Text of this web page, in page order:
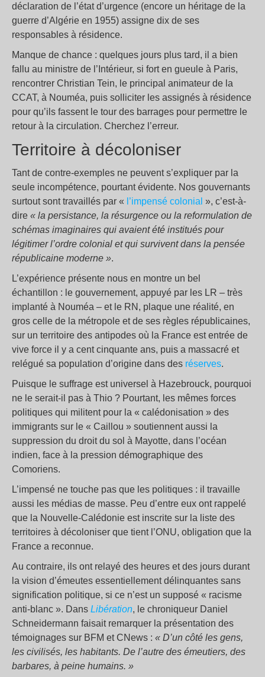
déclaration de l’état d’urgence (encore un héritage de la
guerre d’Algérie en 1955) assigne dix de ses
responsables à résidence.
Manque de chance : quelques jours plus tard, il a bien
fallu au ministre de l’Intérieur, si fort en gueule à Paris,
rencontrer Christian Tein, le principal animateur de la
CCAT, à Nouméa, puis solliciter les assignés à résidence
pour qu’ils fassent le tour des barrages pour permettre le
retour à la circulation. Cherchez l’erreur.
Territoire à décoloniser
Tant de contre-exemples ne peuvent s’expliquer par la
seule incompétence, pourtant évidente. Nos gouvernants
surtout sont travaillés par « l’impensé colonial », c’est-à-
dire « la persistance, la résurgence ou la reformulation de
schémas imaginaires qui avaient été institués pour
légitimer l’ordre colonial et qui survivent dans la pensée
républicaine moderne ».
L’expérience présente nous en montre un bel
échantillon : le gouvernement, appuyé par les LR – très
implanté à Nouméa – et le RN, plaque une réalité, en
gros celle de la métropole et de ses règles républicaines,
sur un territoire des antipodes où la France est entrée de
vive force il y a cent cinquante ans, puis a massacré et
relégué sa population d’origine dans des réserves.
Puisque le suffrage est universel à Hazebrouck, pourquoi
ne le serait-il pas à Thio ? Pourtant, les mêmes forces
politiques qui militent pour la « calédonisation » des
immigrants sur le « Caillou » soutiennent aussi la
suppression du droit du sol à Mayotte, dans l’océan
indien, face à la pression démographique des
Comoriens.
L’impensé ne touche pas que les politiques : il travaille
aussi les médias de masse. Peu d’entre eux ont rappelé
que la Nouvelle-Calédonie est inscrite sur la liste des
territoires à décoloniser que tient l’ONU, obligation que la
France a reconnue.
Au contraire, ils ont relayé des heures et des jours durant
la vision d’émeutes essentiellement délinquantes sans
signification politique, si ce n’est un supposé « racisme
anti-blanc ». Dans Libération, le chroniqueur Daniel
Schneidermann faisait remarquer la présentation des
témoignages sur BFM et CNews : « D’un côté les gens,
les civilisés, les habitants. De l’autre des émeutiers, des
barbares, à peine humains. »